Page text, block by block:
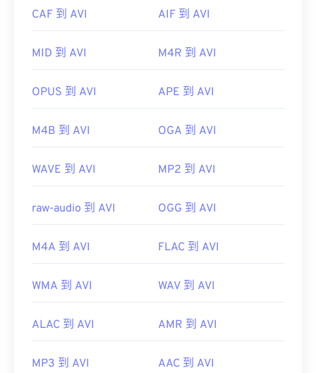
有用的链接：
https://tools.ietf.org/html/rfc2361
CAF 到 AVI AIF 到 AVI
MID 到 AVI M4R 到 AVI
OPUS 到 AVI APE 到 AVI
M4B 到 AVI OGA 到 AVI
WAVE 到 AVI MP2 到 AVI
raw-audio 到 AVI OGG 到 AVI
M4A 到 AVI FLAC 到 AVI
WMA 到 AVI WAV 到 AVI
ALAC 到 AVI AMR 到 AVI
MP3 到 AVI AAC 到 AVI